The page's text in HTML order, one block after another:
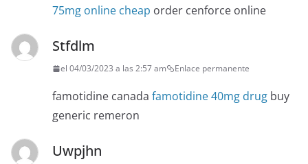
75mg online cheap order cenforce online
Stfdlm
el 04/03/2023 a las 2:57 am Enlace permanente
famotidine canada famotidine 40mg drug buy
generic remeron
Uwpjhn